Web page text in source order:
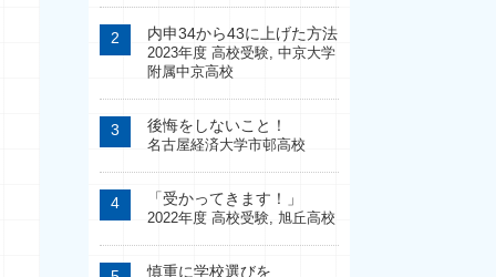
内申34から43に上げた方法
2023年度 高校受験, 中京大学
附属中京高校
後悔をしないこと！
名古屋経済大学市邨高校
「受かってきます！」
2022年度 高校受験, 旭丘高校
慎重に学校選びを